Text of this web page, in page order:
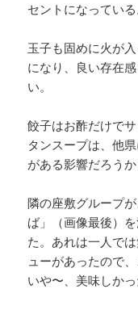
セントになっている
玉子も固めに火が
になり、良い存在
い。
餃子はお酢だけで
タンスープは、他
がある影響だろうか
隣の座敷グループ
ば」（画像最後）
た。あれは一人で
ューがあったので
いや〜、美味しかっ